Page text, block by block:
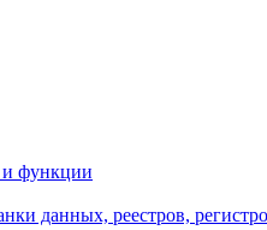
и функции
данных, реестров,